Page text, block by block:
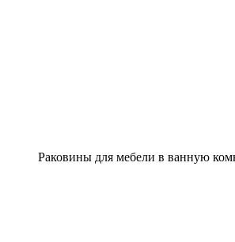
Раковины для мебели в ванную